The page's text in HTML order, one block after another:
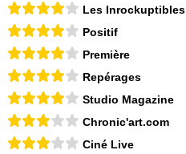
Les Inrockuptibles
Positif
Première
Repérages
Studio Magazine
Chronic'art.com
Ciné Live